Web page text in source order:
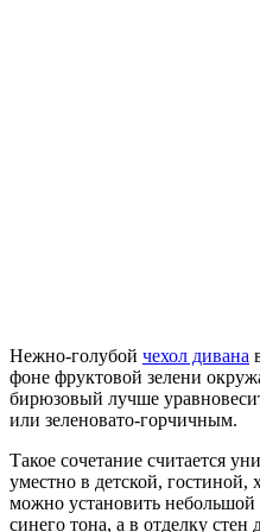
Нежно-голубой чехол дивана
фоне фруктовой зелени
бирюзовый лучше
или зеленовато-горчичным.
Такое сочетание считается
уместно в детской, гостиной,
можно установить небольшой
синего тона, а в отделку